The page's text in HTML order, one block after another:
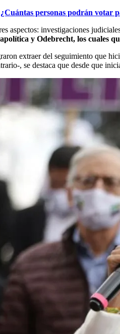
personas podrán votar
aspectos: investigaciones
y Odebrecht, los cuales
extraer del seguimiento que
, se destaca que desde que